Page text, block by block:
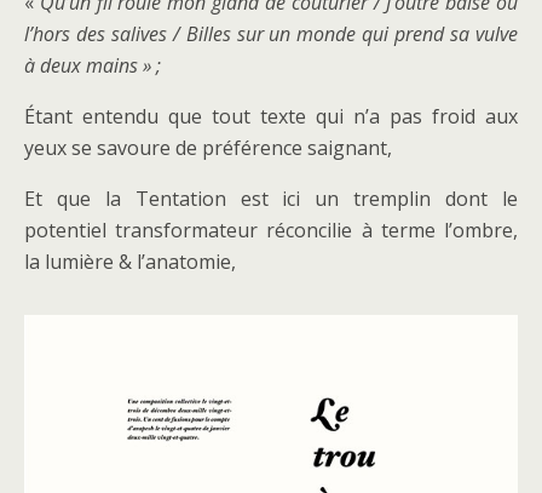
l’hors des salives / Billes sur un monde qui prend sa vulve
à deux mains » ;
Étant entendu que tout texte qui n’a pas froid aux
yeux se savoure de préférence saignant,
Et que la Tentation est ici un tremplin dont le
potentiel transformateur réconcilie à terme l’ombre,
la lumière & l’anatomie,